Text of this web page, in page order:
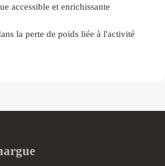
accessible et enrichissante
la perte de poids liée à l'activité